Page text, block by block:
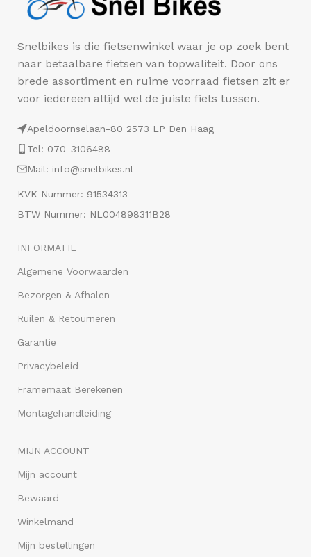
Snelbikes is die fietsenwinkel waar je op zoek bent
naar betaalbare fietsen van topwaliteit. Door ons
brede assortiment en ruime voorraad fietsen zit er
voor iedereen altijd wel de juiste fiets tussen.
Apeldoornselaan-80 2573 LP Den Haag
Tel: 070-3106488
Mail: info@snelbikes.nl
KVK Nummer: 91534313
BTW Nummer: NL004898311B28
INFORMATIE
Algemene Voorwaarden
Bezorgen & Afhalen
Ruilen & Retourneren
Garantie
Privacybeleid
Framemaat Berekenen
Montagehandleiding
MIJN ACCOUNT
Mijn account
Bewaard
Winkelmand
Mijn bestellingen